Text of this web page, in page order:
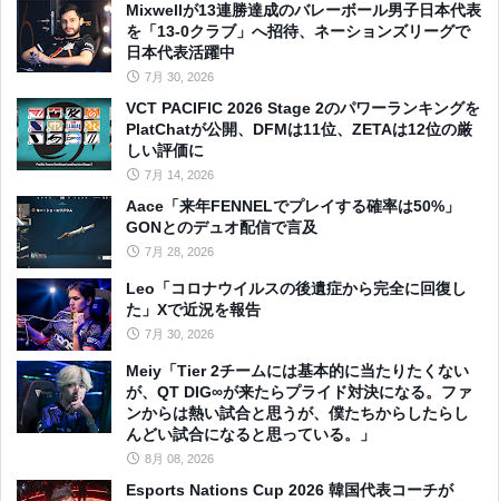
Mixwellが13連勝達成のバレーボール男子日本代表
を「13-0クラブ」へ招待、ネーションズリーグで
日本代表活躍中
7月 30, 2026
VCT PACIFIC 2026 Stage 2のパワーランキングを
PlatChatが公開、DFMは11位、ZETAは12位の厳
しい評価に
7月 14, 2026
Aace「来年FENNELでプレイする確率は50%」
GONとのデュオ配信で言及
7月 28, 2026
Leo「コロナウイルスの後遺症から完全に回復し
た」Xで近況を報告
7月 30, 2026
Meiy「Tier 2チームには基本的に当たりたくない
が、QT DIG∞が来たらプライド対決になる。ファ
ンからは熱い試合と思うが、僕たちからしたらし
んどい試合になると思っている。」
8月 08, 2026
Esports Nations Cup 2026 韓国代表コーチが